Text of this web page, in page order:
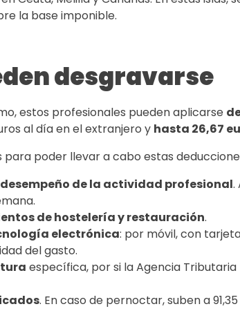
la base imponible.
desgravarse
estos profesionales pueden aplicarse
al día en el extranjero y hasta 26,67
poder llevar a cabo estas
de la actividad profesional.
de hostelería y restauración.
electrónica: por móvil, con
del gasto.
específica, por si la Agencia
. En caso de pernoctar, suben a